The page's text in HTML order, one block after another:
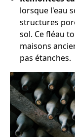
lorsque l'eau
structures
sol. Ce fléau
maisons
pas étanches.